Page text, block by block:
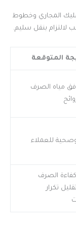
المجاري وخطوط
لالتزام بنقل سليم.
المتوقعة
مياه الصرف
وصحية للعملاء
الصرف
تكرار